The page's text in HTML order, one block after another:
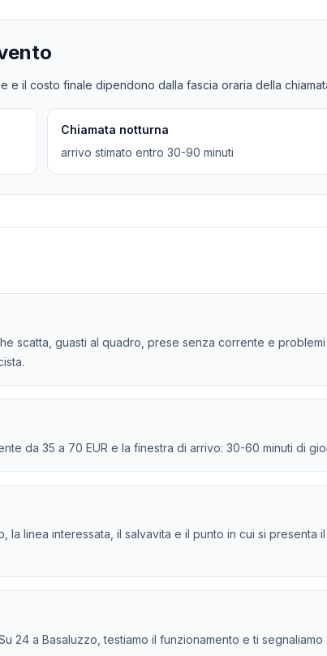
e il costo finale dipendono dalla fascia oraria della
Chiamata notturna
arrivo stimato entro 30-90 minuti
scatta, guasti al quadro, prese senza corrente e
da 35 a 70 EUR e la finestra di arrivo: 30-60 minuti di
linea interessata, il salvavita e il punto in cui si
24 a Basaluzzo, testiamo il funzionamento e ti